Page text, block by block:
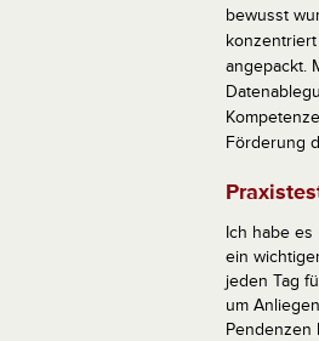
bewusst
angepackt.
Förderung
Ich habe
ein
jeden Tag
um
Pendenzen